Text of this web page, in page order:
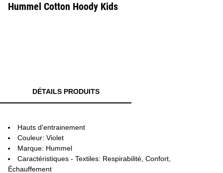
Hummel Cotton Hoody Kids
DÉTAILS PRODUITS
Hauts d'entrainement
Couleur: Violet
Marque: Hummel
Caractéristiques - Textiles: Respirabilité, Confort,
Échauffement